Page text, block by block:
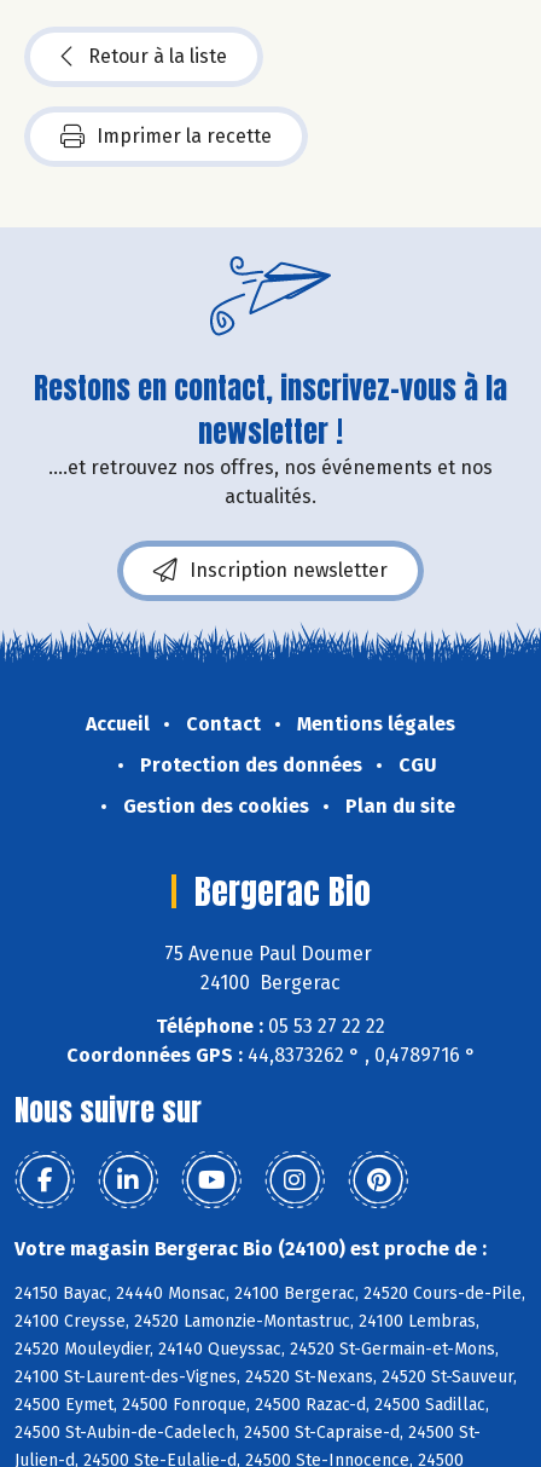
Retour à la liste
Imprimer la recette
Restons en contact, inscrivez-vous à la
newsletter !
....et retrouvez nos offres, nos événements et nos
actualités.
Inscription newsletter
Accueil Contact
Mentions légales
Protection des données
CGU
Gestion des cookies
Plan du site
Bergerac Bio
75 Avenue Paul Doumer
24100 Bergerac
Téléphone : 05 53 27 22 22
Coordonnées GPS :44,8373262 ° , 0,4789716 °
Nous suivre sur
Votre magasin Bergerac Bio (24100) est proche de :
24150 Bayac, 24440 Monsac, 24100 Bergerac, 24520 Cours-de-Pile,
24100 Creysse, 24520 Lamonzie-Montastruc, 24100 Lembras,
24520 Mouleydier, 24140 Queyssac, 24520 St-Germain-et-Mons,
24100 St-Laurent-des-Vignes, 24520 St-Nexans, 24520 St-Sauveur,
24500 Eymet, 24500 Fonroque, 24500 Razac-d, 24500 Sadillac,
24500 St-Aubin-de-Cadelech, 24500 St-Capraise-d, 24500 St-
Julien-d, 24500 Ste-Eulalie-d, 24500 Ste-Innocence, 24500